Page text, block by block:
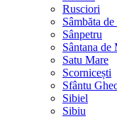
Rusciori
Sâmbăta de
Sânpetru
Sântana de
Satu Mare
Scornicești
Sfântu
Sibiel
Sibiu